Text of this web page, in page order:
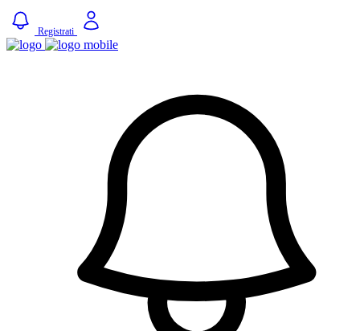
Registrati